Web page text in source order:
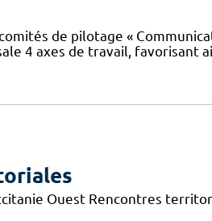
de pilotage «
4 axes de travail, favorisant
Ouest Rencontres